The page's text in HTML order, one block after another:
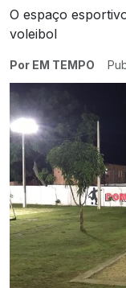
O espaço
voleibol
Por EM TEMPO